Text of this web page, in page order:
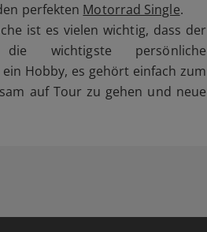
perfekten Motorrad Single.
ist es vielen wichtig, dass der
die wichtigste persönliche
Hobby, es gehört einfach zum
auf Tour zu gehen und neue